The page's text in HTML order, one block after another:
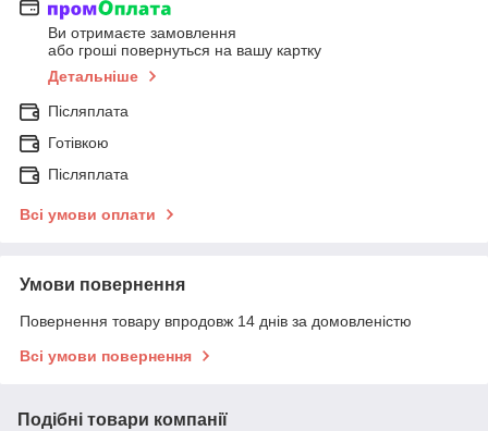
Ви отримаєте замовлення
або гроші повернуться на вашу картку
Детальніше
Післяплата
Готівкою
Післяплата
Всі умови оплати
Умови повернення
Повернення товару впродовж 14 днів за домовленістю
Всі умови повернення
Подібні товари компанії